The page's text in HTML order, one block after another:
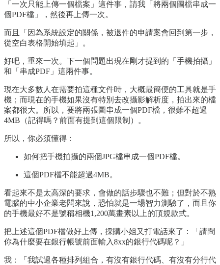
「一次只能上傳一個檔案」這件事，請我「將兩個圖檔串成一
個PDF檔」，然後再上傳一次。
而且「因為系統設定的關係，被退件的申請案會回到第一步，
從空白表格開始填起」。
好吧，重來一次。下一個問題出現在剛才提到的「手機拍攝」
和「串成PDF」這兩件事。
現在大多數人在需要拍這種文件時，大概最簡便的工具就是手
機；而現在的手機如果沒有特別去改攝影解析度，拍出來的檔
案都很大。所以，要將兩張圖串成一個PDF檔，很難不超過
4MB（記得嗎？前面有提到這個限制）。
所以，你必須懂得：
如何把手機拍攝的兩個JPG檔串成一個PDF檔。
這個PDF檔不能超過4MB。
看起來不是太高深的要求，會做的話步驟也不難；但對於不熟
電腦的中小企業老闆來說，恐怕就是一場智力測驗了，而且你
的手機最好不是號稱相機1,200萬畫素以上的頂規款式。
把上述這個PDF檔做好上傳，採購小姐又打電話來了：「請問
你為什麼要在銀行帳號前面輸入8xx的銀行代碼呢？」
我：「我試過各種排列組合，有沒有銀行代碼、有沒有分行代